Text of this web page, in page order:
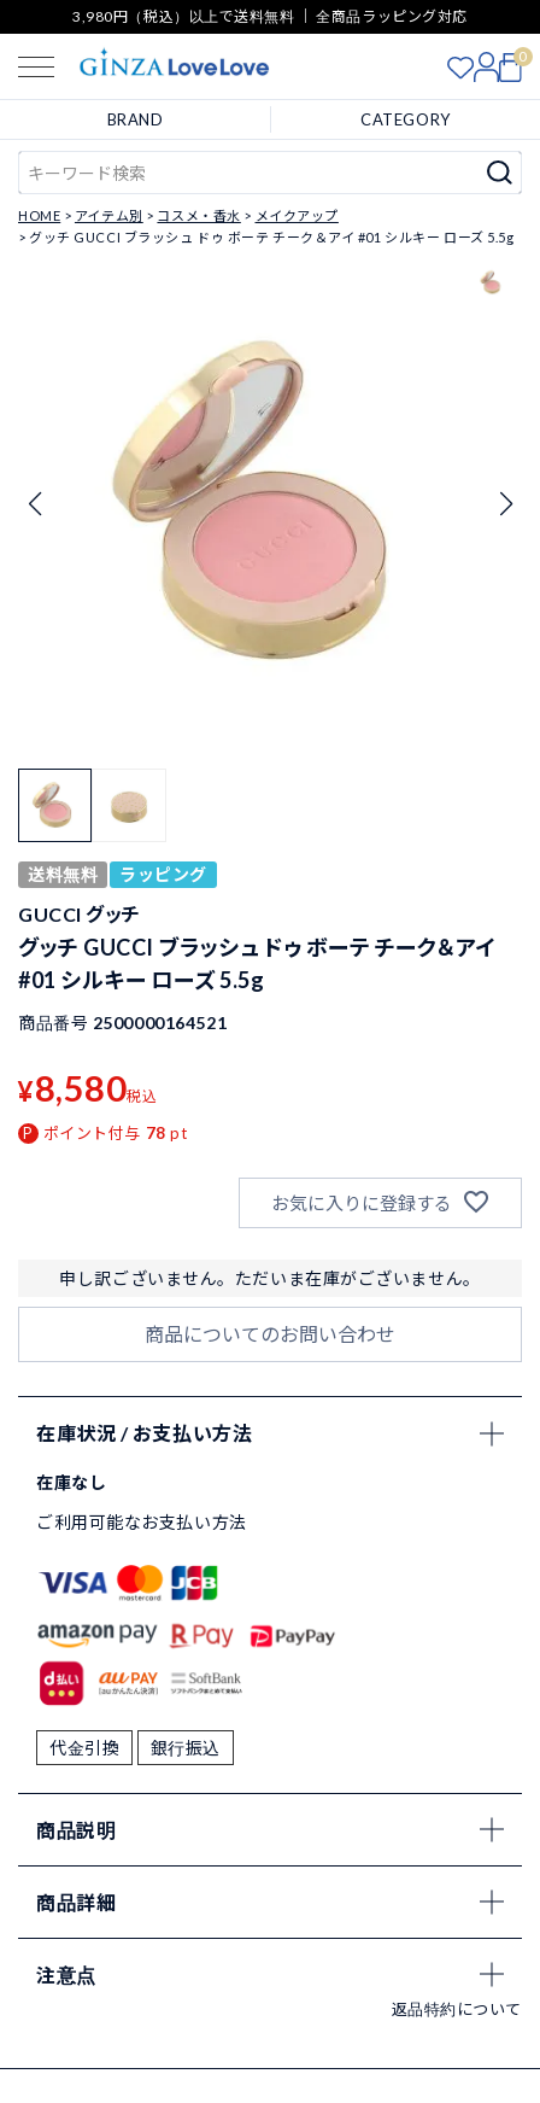
3,980円（税込）以上で送料無料 ｜ 全商品ラッピング対応
0
BRAND CATEGORY
HOME アイテム別 コスメ・香水
メイクアップ
グッチ GUCCI ブラッシュ ドゥ ボーテ チーク＆アイ #01 シルキー ローズ 5.5g
送料無料 ラッピング
GUCCI グッチ
グッチ GUCCI ブラッシュ ドゥ ボーテ チーク＆アイ
#01 シルキー ローズ 5.5g
商品番号 2500000164521
¥8,580税込
ポイント付与 78 pt
お気に入りに登録する
申し訳ございません。ただいま在庫がございません。
商品についてのお問い合わせ
在庫状況 / お支払い方法
在庫なし
ご利用可能なお支払い方法
代金引換 銀行振込
商品説明
商品詳細
注意点
返品特約について